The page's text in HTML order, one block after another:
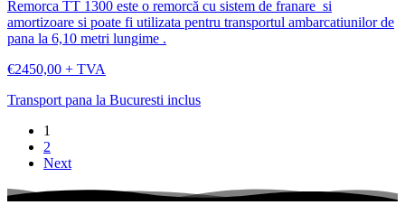
Remorca TT 1300 este o remorcă cu sistem de franare si
amortizoare si poate fi utilizata pentru transportul ambarcatiunilor de
pana la 6,10 metri lungime .
€2450,00 + TVA
Transport pana la Bucuresti inclus
1
2
Next